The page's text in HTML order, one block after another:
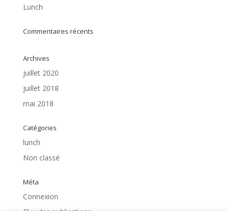
Lunch
Commentaires récents
Archives
juillet 2020
juillet 2018
mai 2018
Catégories
lunch
Non classé
Méta
Connexion